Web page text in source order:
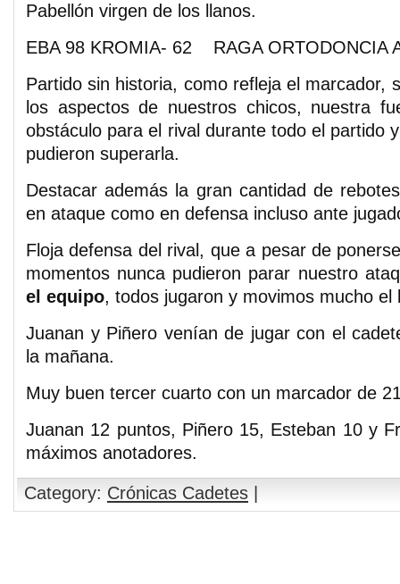
Pabellón virgen de los llanos.
EBA 98 KROMIA- 62 RAGA ORTODONCIA
Partido sin historia, como refleja el marcador,
los aspectos de nuestros chicos, nuestra
obstáculo para el rival durante todo el partido
pudieron superarla.
Destacar además la gran cantidad de
en ataque como en defensa incluso ante
Floja defensa del rival, que a pesar de
momentos nunca pudieron parar nuestro
el equipo, todos jugaron y movimos mucho el
Juanan y Piñero venían de jugar con el
la mañana.
Muy buen tercer cuarto con un marcador de
Juanan 12 puntos, Piñero 15, Esteban 10 y
máximos anotadores.
Category: Crónicas Cadetes